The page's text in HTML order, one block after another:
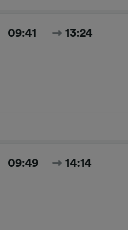
09:41 13:24
09:49 14:14